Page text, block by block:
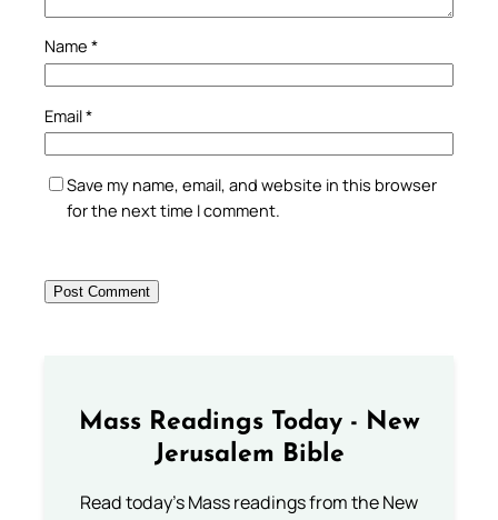
Name *
Email*
Save my name, email, and website in this browser
for the next time I comment.
Mass Readings Today - New
Jerusalem Bible
Read today's Mass readings from the New